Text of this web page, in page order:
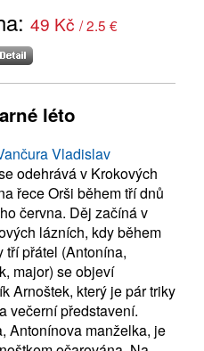
49 Kč / 2.5 €
léto
Vladislav
odehrává v Krokových
řece Orši během tří dnů
června. Děj začíná v
lázních, kdy během
tří přátel (Antonína,
major) se objeví
Arnoštek, který je pár triky
večerní představení.
Antonínova manželka, je